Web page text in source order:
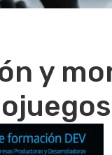
y